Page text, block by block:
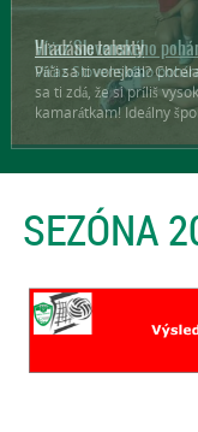
Hľadáme talenty
Páči sa ti volejbal?
sa ti zdá, že si príliš
kamarátkam! Ideálny
SEZÓNA